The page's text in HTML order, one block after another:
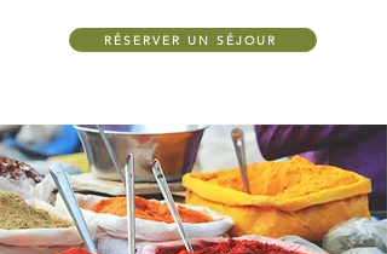
RÉSERVER UN SÉJOUR